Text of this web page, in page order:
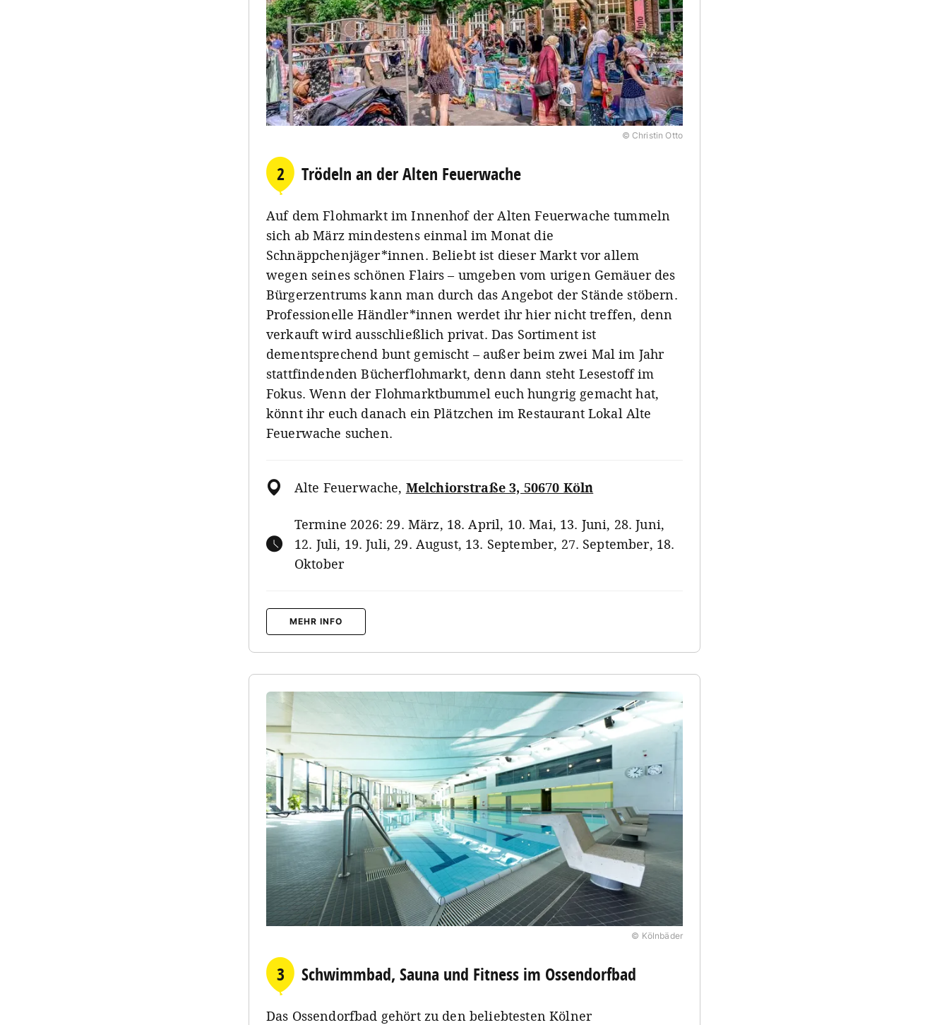
© Christin Otto
2 Trödeln an der Alten Feuerwache
Auf dem Flohmarkt im Innenhof der Alten Feuerwache tummeln
sich ab März mindestens einmal im Monat die
Schnäppchenjäger*innen. Beliebt ist dieser Markt vor allem
wegen seines schönen Flairs – umgeben vom urigen Gemäuer des
Bürgerzentrums kann man durch das Angebot der Stände stöbern.
Professionelle Händler*innen werdet ihr hier nicht treffen, denn
verkauft wird ausschließlich privat. Das Sortiment ist
dementsprechend bunt gemischt – außer beim zwei Mal im Jahr
stattfindenden Bücherflohmarkt, denn dann steht Lesestoff im
Fokus. Wenn der Flohmarktbummel euch hungrig gemacht hat,
könnt ihr euch danach ein Plätzchen im Restaurant Lokal Alte
Feuerwache suchen.
Alte Feuerwache, Melchiorstraße 3, 50670 Köln
Termine 2026: 29. März, 18. April, 10. Mai, 13. Juni, 28. Juni,
12. Juli, 19. Juli, 29. August, 13. September, 27. September, 18.
Oktober
MEHR INFO
© Kölnbäder
3 Schwimmbad, Sauna und Fitness im Ossendorfbad
Das Ossendorfbad gehört zu den beliebtesten Kölner